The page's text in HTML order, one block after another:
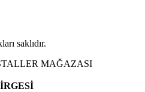
saklıdır.
MAĞAZASI